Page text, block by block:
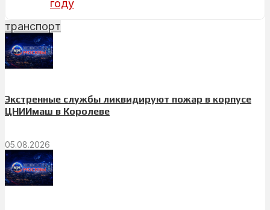
году
транспорт
Экстренные службы ликвидируют пожар в корпусе
ЦНИИмаш в Королеве
05.08.2026